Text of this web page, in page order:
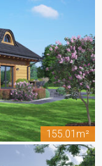
155.01m²